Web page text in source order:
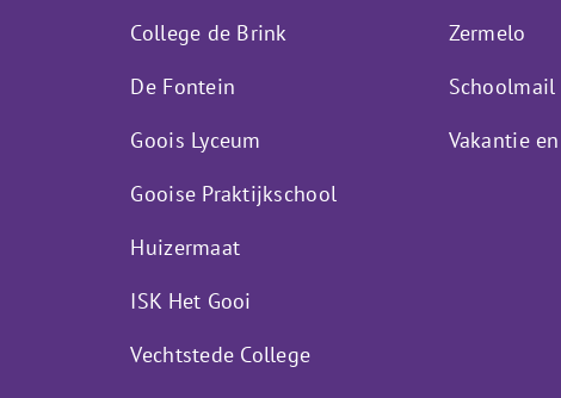
College de Brink
De Fontein
Goois Lyceum
Gooise Praktijkschool
Huizermaat
ISK Het Gooi
Vechtstede College
Zermelo
Schoolmail
Vakantie